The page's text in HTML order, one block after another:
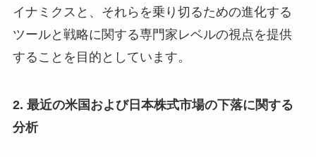
イナミクスと、それらを乗り切るための進化する
ツールと戦略に関する専門家レベルの視点を提供
することを目的としています。
2. 最近の米国および日本株式市場の下落に関する
分析